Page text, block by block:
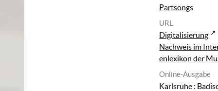
Partsongs
URL
Digitalisierung
Nachweis im
enlexikon der
Online-Ausgabe
Karlsruhe :